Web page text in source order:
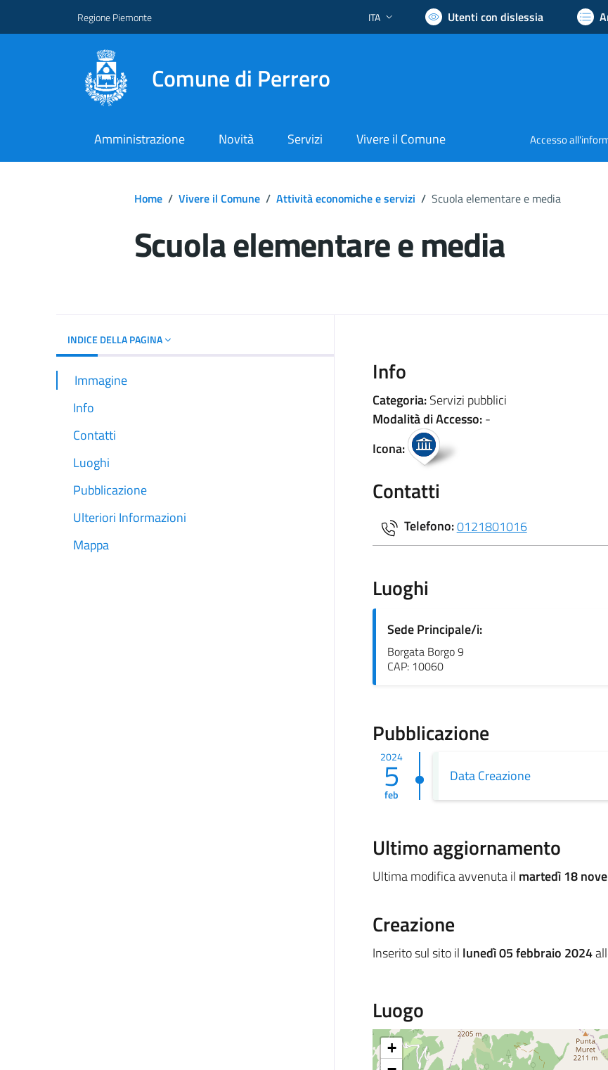
Regione Piemonte Lingua attiva:
ITA Utenti con dislessia
Comune di Perrero
Amministrazione Novità Servizi Vivere il Comune Accesso
Home / Vivere il Comune / Attività economiche e servizi / Scuola elementare e media
Scuola elementare e media
INDICE DELLA PAGINA
Immagine
Info
Contatti
Luoghi
Pubblicazione
Ulteriori Informazioni
Mappa
Info
Categoria:Servizi pubblici
Modalità di Accesso:-
Icona:
Contatti
Telefono:0121801016
Luoghi
Sede Principale/i:
Borgata Borgo 9
CAP: 10060
Pubblicazione
2024
5
feb
Data Creazione
Ultimo aggiornamento
Ultima modifica avvenuta il martedì 18
Creazione
Inserito sul sito il lunedì 05 febbraio 2024
Luogo
+